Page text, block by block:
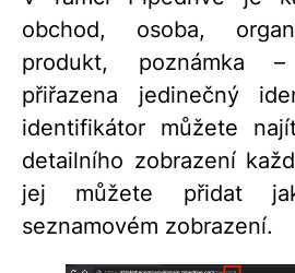
obchod, osoba,
produkt, poznámka
přiřazena jedinečný
identifikátor můžete
detailního zobrazení
jej můžete přidat
seznamovém zobrazení.